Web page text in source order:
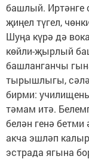
башлый. Иртәнге
җиңел түгел,
Шуңа күрә дә
көйли-җырлый
башланганчы
тырышлыгы,
бирми:
тәмам итә.
белән генә бетми
акча эшләп
эстрада ягына